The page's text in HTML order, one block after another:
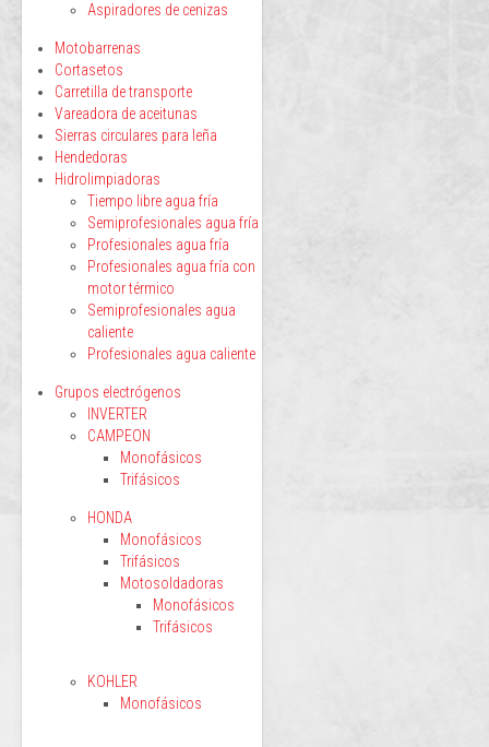
Aspiradores de cenizas
Motobarrenas
Cortasetos
Carretilla de transporte
Vareadora de aceitunas
Sierras circulares para leña
Hendedoras
Hidrolimpiadoras
Tiempo libre agua fría
Semiprofesionales agua fría
Profesionales agua fría
Profesionales agua fría con
motor térmico
Semiprofesionales agua
caliente
Profesionales agua caliente
Grupos electrógenos
INVERTER
CAMPEON
Monofásicos
Trifásicos
HONDA
Monofásicos
Trifásicos
Motosoldadoras
Monofásicos
Trifásicos
KOHLER
Monofásicos